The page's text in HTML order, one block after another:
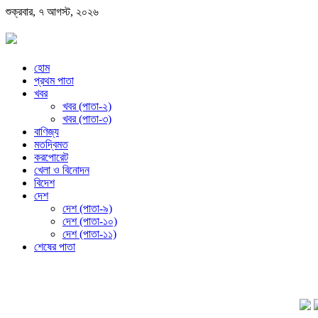
শুক্রবার, ৭ আগস্ট, ২০২৬
হোম
প্রথম পাতা
খবর
খবর (পাতা-২)
খবর (পাতা-৩)
বাণিজ্য
মতদ্বিমত
করপোরেট
খেলা ও বিনোদন
বিদেশ
দেশ
দেশ (পাতা-৯)
দেশ (পাতা-১০)
দেশ (পাতা-১১)
শেষের পাতা